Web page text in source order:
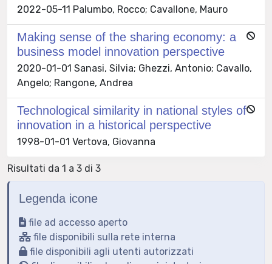
2022-05-11 Palumbo, Rocco; Cavallone, Mauro
Making sense of the sharing economy: a
business model innovation perspective
2020-01-01 Sanasi, Silvia; Ghezzi, Antonio; Cavallo,
Angelo; Rangone, Andrea
Technological similarity in national styles of
innovation in a historical perspective
1998-01-01 Vertova, Giovanna
Risultati da 1 a 3 di 3
Legenda icone
file ad accesso aperto
file disponibili sulla rete interna
file disponibili agli utenti autorizzati